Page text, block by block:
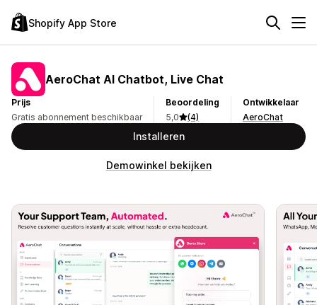
Shopify App Store
AeroChat AI Chatbot, Live Chat
Prijs
Gratis abonnement beschikbaar
Beoordeling
5,0
(4)
Ontwikkelaar
AeroChat
Installeren
Demowinkel bekijken